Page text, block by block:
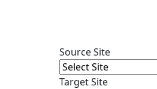
Source Site
Target Site